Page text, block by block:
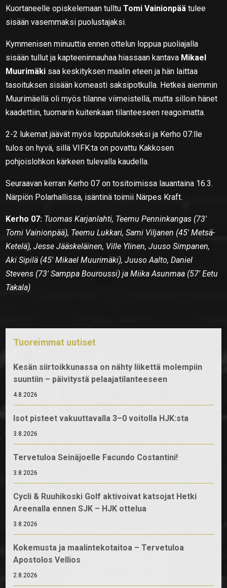
Kuortaneelle opiskelemaan tulltuTomi Vainionpää tulee
sisään vasemmaksi puolustajaksi.
Kymmenisen minuuttia ennen ottelun loppua puoliajalla
sisään tullut ja kapteeninnauhaa hiassaan kantava Mikael
Muurimäki saa keskityksen maalin eteen ja hän laittaa
tasoituksen sisään komeasti saksipotkulla. Hetkeä aiemmin
Muurimäellä oli myös tilanne viimeistellä, mutta silloin hänet
kaadettiin, tuomarin kuitenkaan tilanteeseen reagoimatta.
2-2 lukemat jäävät myös lopputulokseksi ja Kerho 07:lle
tulos on hyvä, sillä VIFK:ta on povattu Kakkosen
pohjoislohkon kärkeen tulevalla kaudella.
Seuraavan kerran Kerho 07 on tositoimissa lauantaina 16.3.
Närpiön Polarhallissa, isäntinä toimii Närpes Kraft.
Kerho 07: Tuomas Karjanlahti, Teemu Penninkangas (73′
Tomi Vainionpää), Teemu Lukkari, Sami Viljanen (45′ Metsä-
Ketelä), Jesse Jääskeläinen, Ville Ylinen, Juuso Simpanen,
Aki Sipilä (45′ Mikael Muurimäki), Juuso Aalto, Daniel
Stevens (73′ Samppa Bouroussi) ja Miika Asunmaa (57′ Eetu
Takala)
Tuoreimmat uutiset
Kesän siirtoikkunassa on nähty liikettä molempiin
suuntiin – päivitystä pelaajatilanteeseen
4.8.2026
Isot pisteet vakuuttavalla 3–0 voitolla HJK:sta
3.8.2026
Tervetuloa Seinäjoelle Facundo Costantini!
3.8.2026
Cycli & Ruuhikoski Golf aktivoivat katsojat Hetki
Areenalla ennen SJK – HJK ottelua
3.8.2026
Kokemusta ja maalintekotaitoa – Tervetuloa
Apostolos Vellios
2.8.2026